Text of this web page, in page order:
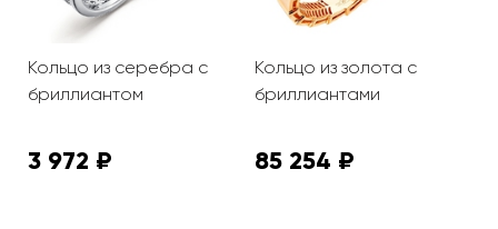
Кольцо из серебра с
бриллиантом
3 972 ₽
Кольцо из золота с
бриллиантами
85 254 ₽